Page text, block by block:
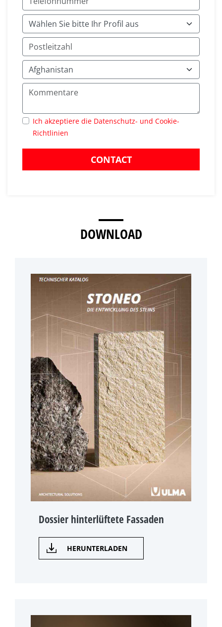
Ich akzeptiere die Datenschutz- und Cookie-
Richtlinien
CONTACT
DOWNLOAD
Dossier hinterlüftete Fassaden
HERUNTERLADEN